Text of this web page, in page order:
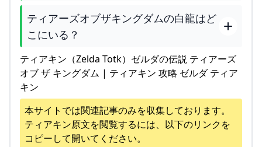
ティアーズオブザキングダムの白龍はど
こにいる？
ティアキン（Zelda Totk）ゼルダの伝説 ティアーズ
オブ ザ キングダム | ティアキン 攻略 ゼルダ ティア
キン
本サイトでは関連記事のみを収集しております。
ティアキン原文を閲覧するには、以下のリンクを
コピーして開いてください。